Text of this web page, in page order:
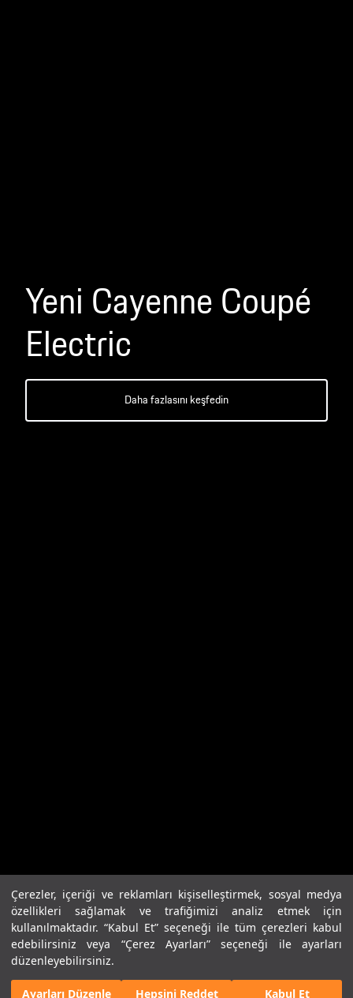
Çerezler, içeriği ve reklamları kişiselleştirmek, sosyal medya
özellikleri sağlamak ve trafiğimizi analiz etmek için
kullanılmaktadır. “Kabul Et” seçeneği ile tüm çerezleri kabul
edebilirsiniz veya “Çerez Ayarları” seçeneği ile ayarları
düzenleyebilirsiniz.
Ayarları Düzenle Hepsini Reddet Kabul Et
Yeni Cayenne Coupé
Electric
Daha fazlasını keşfedin
Ortalama Elektrik Tüketimi kWh/100km (WLTP): 21,9 - 19,9;